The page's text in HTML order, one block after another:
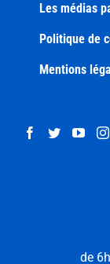
Les médias
Politique de
Mentions
de